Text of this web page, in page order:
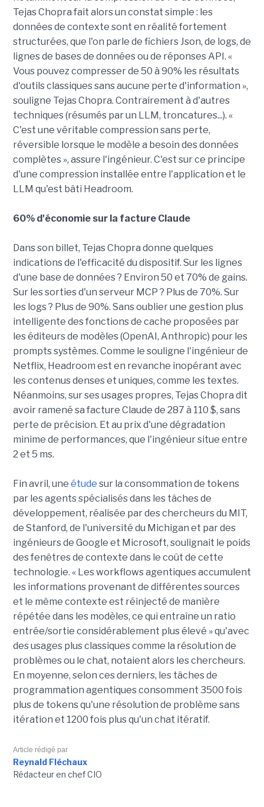
Tejas Chopra fait alors un constat simple : les
données de contexte sont en réalité fortement
structurées, que l'on parle de fichiers Json, de logs, de
lignes de bases de données ou de réponses API. «
Vous pouvez compresser de 50 à 90% les résultats
d'outils classiques sans aucune perte d'information »,
souligne Tejas Chopra. Contrairement à d'autres
techniques (résumés par un LLM, troncatures...). «
C'est une véritable compression sans perte,
réversible lorsque le modèle a besoin des données
complètes », assure l'ingénieur. C'est sur ce principe
d'une compression installée entre l'application et le
LLM qu'est bâti Headroom.
60% d'économie sur la facture Claude
Dans son billet, Tejas Chopra donne quelques
indications de l'efficacité du dispositif. Sur les lignes
d'une base de données ? Environ 50 et 70% de gains.
Sur les sorties d'un serveur MCP ? Plus de 70%. Sur
les logs ? Plus de 90%. Sans oublier une gestion plus
intelligente des fonctions de cache proposées par
les éditeurs de modèles (OpenAI, Anthropic) pour les
prompts systèmes. Comme le souligne l'ingénieur de
Netflix, Headroom est en revanche inopérant avec
les contenus denses et uniques, comme les textes.
Néanmoins, sur ses usages propres, Tejas Chopra dit
avoir ramené sa facture Claude de 287 à 110 $, sans
perte de précision. Et au prix d'une dégradation
minime de performances, que l'ingénieur situe entre
2 et 5 ms.
Fin avril, une étude sur la consommation de tokens
par les agents spécialisés dans les tâches de
développement, réalisée par des chercheurs du MIT,
de Stanford, de l'université du Michigan et par des
ingénieurs de Google et Microsoft, soulignait le poids
des fenêtres de contexte dans le coût de cette
technologie. « Les workflows agentiques accumulent
les informations provenant de différentes sources
et le même contexte est réinjecté de manière
répétée dans les modèles, ce qui entraîne un ratio
entrée/sortie considérablement plus élevé » qu'avec
des usages plus classiques comme la résolution de
problèmes ou le chat, notaient alors les chercheurs.
En moyenne, selon ces derniers, les tâches de
programmation agentiques consomment 3500 fois
plus de tokens qu'une résolution de problème sans
itération et 1200 fois plus qu'un chat itératif.
Article rédigé par
Reynald Fléchaux
Rédacteur en chef CIO